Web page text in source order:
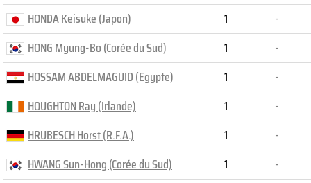
HONDA Keisuke (Japon)
HONG Myung-Bo (Corée du Sud)
HOSSAM ABDELMAGUID (Egypte)
HOUGHTON Ray (Irlande)
HRUBESCH Horst (R.F.A.)
HWANG Sun-Hong (Corée du Sud)
1
-
1
-
1
-
1
-
1
-
1
-